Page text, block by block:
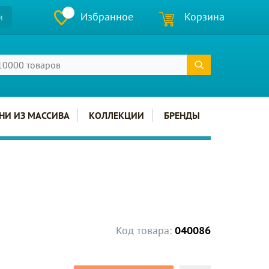
Избранное Корзина
ИЗ МАССИВА КОЛЛЕКЦИИ БРЕНДЫ
Код товара: 040086